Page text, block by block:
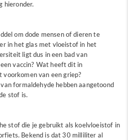
hieronder.
om dode mensen of dieren te
in het glas met vloeistof in het
ligt dus in een bad van
vaccin? Wat heeft dit in
voorkomen van een griep?
formaldehyde hebben aangetoond
stof is.
stof die je gebruikt als koelvloeistof in
Bekend is dat 30 milliliter al